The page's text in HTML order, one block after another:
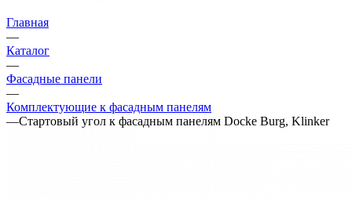
Главная
—
Каталог
—
Фасадные панели
—
Комплектующие к фасадным панелям
—Стартовый угол к фасадным панелям Docke Burg, Klinker